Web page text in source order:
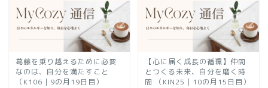
葛藤を乗り越えるために必要
なのは、自分を満たすこと
（K106｜9の月19日目）
【心に届く成長の循環】仲間
とつくる未来、自分を磨く時
間 （KIN25｜10の月15日目）